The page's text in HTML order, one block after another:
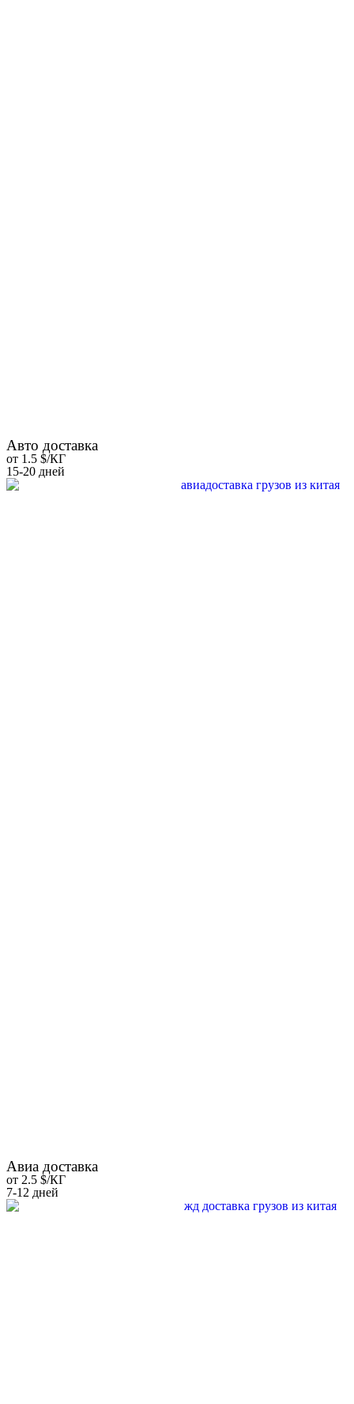
Авто доставка
от 1.5 $/КГ
15-20 дней
Авиа доставка
от 2.5 $/КГ
7-12 дней